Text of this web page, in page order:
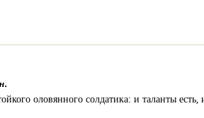
оловянного солдатика: и таланты есть,